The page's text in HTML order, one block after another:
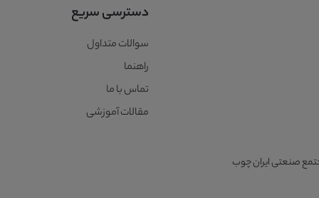
دسترسی سریع
سوالات متداول
راهنما
تماس با ما
مقالات آموزشی